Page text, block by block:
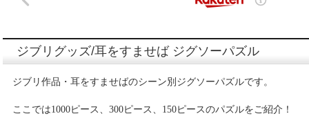
ジブリグッズ/耳をすませば ジグソーパズル
ジブリ作品・耳をすませばのシーン別ジグソーパズルです。
ここでは1000ピース、300ピース、150ピースのパズルをご紹介！